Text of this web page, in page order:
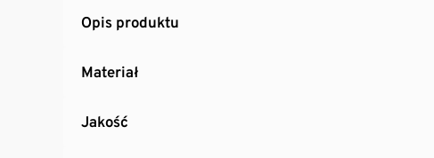
Opis produktu
Materiał
Jakość